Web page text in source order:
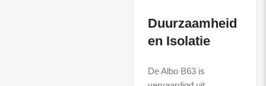
Duurzaamheid
en Isolatie
De Albo B63 is